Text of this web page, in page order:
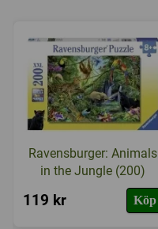
Ravensburger: Animals
in the Jungle (200)
119 kr Köp